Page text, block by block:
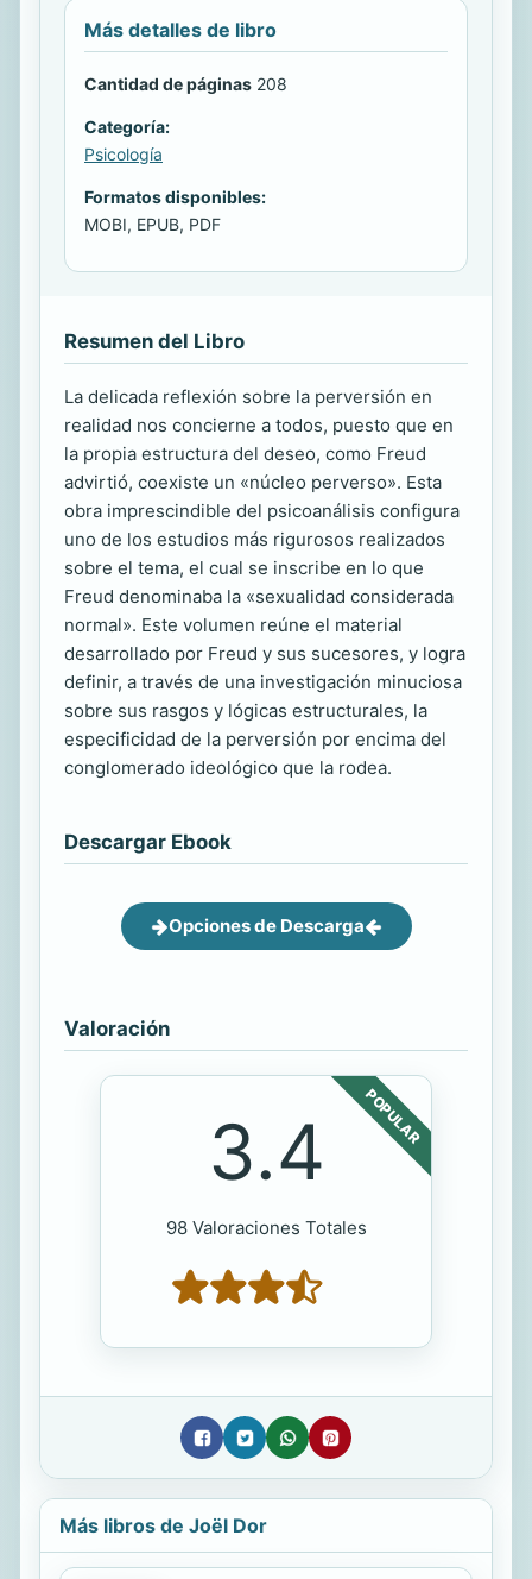
Más detalles de libro
Cantidad de páginas 208
Categoría:
Psicología
Formatos disponibles:
MOBI, EPUB, PDF
Resumen del Libro
La delicada reflexión sobre la perversión en
realidad nos concierne a todos, puesto que en
la propia estructura del deseo, como Freud
advirtió, coexiste un «núcleo perverso». Esta
obra imprescindible del psicoanálisis configura
uno de los estudios más rigurosos realizados
sobre el tema, el cual se inscribe en lo que
Freud denominaba la «sexualidad considerada
normal». Este volumen reúne el material
desarrollado por Freud y sus sucesores, y logra
definir, a través de una investigación minuciosa
sobre sus rasgos y lógicas estructurales, la
especificidad de la perversión por encima del
conglomerado ideológico que la rodea.
Descargar Ebook
Opciones de Descarga
Valoración
POPULAR
3.4
98 Valoraciones Totales
Más libros de Joël Dor